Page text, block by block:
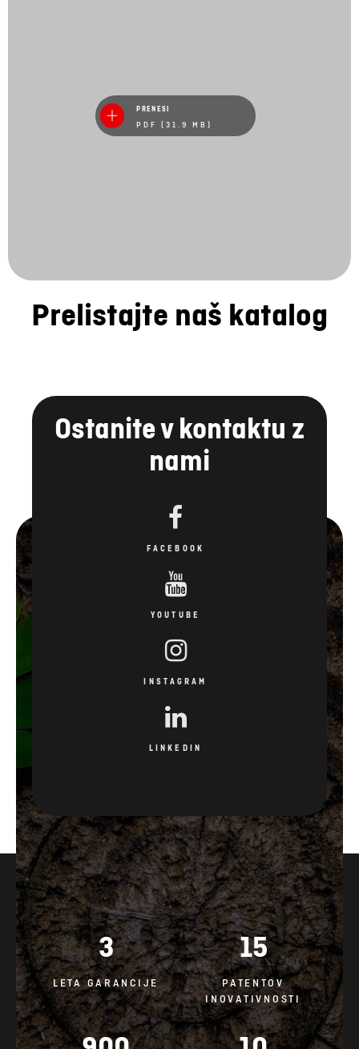
PRENESI
PDF (31.9 MB)
Prelistajte naš katalog
Ostanite v kontaktu z
nami
FACEBOOK
YOUTUBE
INSTAGRAM
LINKEDIN
3
LETA GARANCIJE
15
PATENTOV
INOVATIVNOSTI